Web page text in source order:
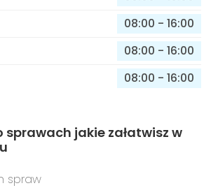
08:00 - 16:00
08:00 - 16:00
08:00 - 16:00
sprawach jakie załatwisz w
spraw